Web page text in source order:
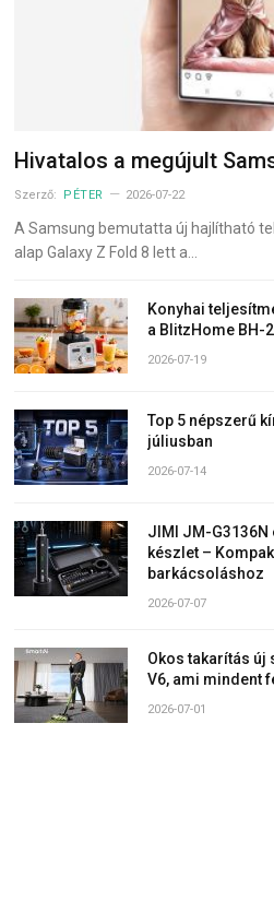
Hivatalos a megújult
Szerző: PÉTER 2026-07-22
A Samsung bemutatta új hajlítható
alap Galaxy Z Fold 8 lett a…
Konyhai
a BlitzHome BH-
2026-07-19
Top 5 népszerű
júliusban
2026-07-14
JIMI JM-
készlet –
barkácsoláshoz
2026-07-07
Okos takarítás új
V6, ami mindent
2026-07-01